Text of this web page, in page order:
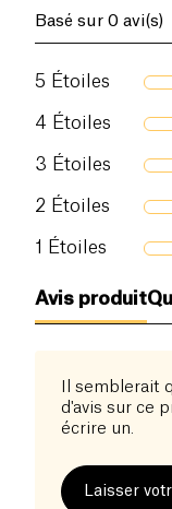
Basé sur 0 avi(s)
5 Étoiles
4 Étoiles
3 Étoiles
2 Étoiles
1 Étoiles
Avis produit
Il semblerait
d'avis sur ce
écrire un.
Laisser